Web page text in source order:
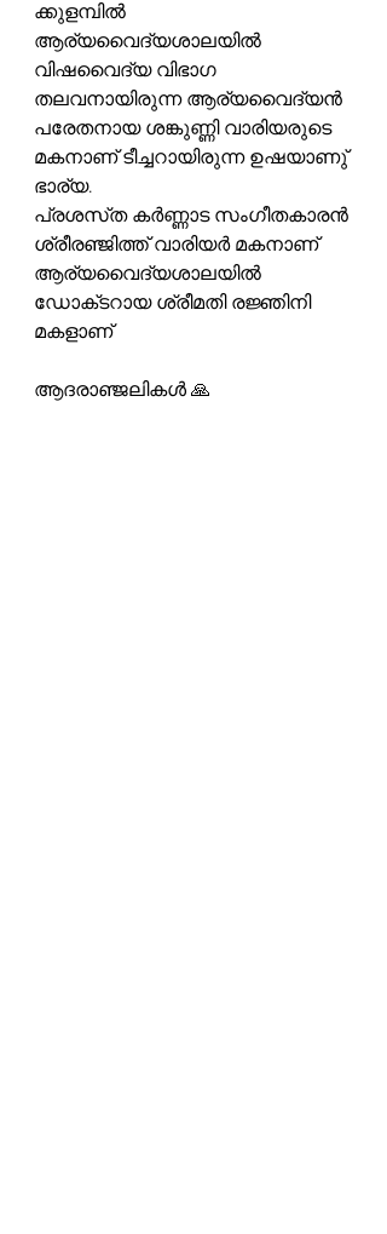
ക്കുളമ്പിൽ
ആര്യവൈദ്യശാലയിൽ
വിഷവൈദ്യ വിഭാഗ
തലവനായിരുന്ന ആര്യവൈദ്യൻ
പരേതനായ ശങ്കുണ്ണി വാരിയരുടെ
മകനാണ് ടീച്ചറായിരുന്ന ഉഷയാണു്
ഭാര്യ.
പ്രശസ്‌ത കർണ്ണാട സംഗീതകാരൻ
ശ്രീരഞ്ജിത്ത് വാരിയർ മകനാണ്
ആര്യവൈദ്യശാലയിൽ
ഡോക്‌ടറായ ശ്രീമതി രജ്ഞിനി
മകളാണ്
ആദരാഞ്ജലികൾ 🙏